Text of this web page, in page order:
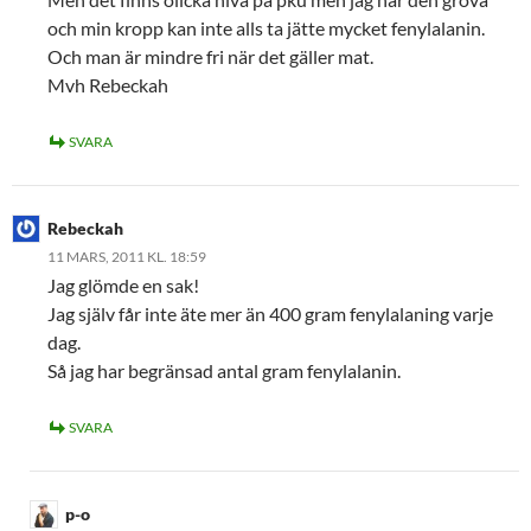
och min kropp kan inte alls ta jätte mycket fenylalanin.
Och man är mindre fri när det gäller mat.
Mvh Rebeckah
SVARA
Rebeckah
11 MARS, 2011 KL. 18:59
Jag glömde en sak!
Jag själv får inte äte mer än 400 gram fenylalaning varje
dag.
Så jag har begränsad antal gram fenylalanin.
SVARA
p-o